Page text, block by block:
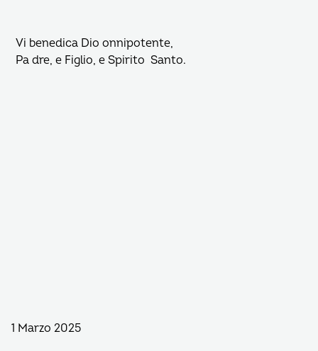
Vi benedica Dio onnipotente,
Pa dre, e Figlio, e Spirito Santo.
1 Marzo 2025